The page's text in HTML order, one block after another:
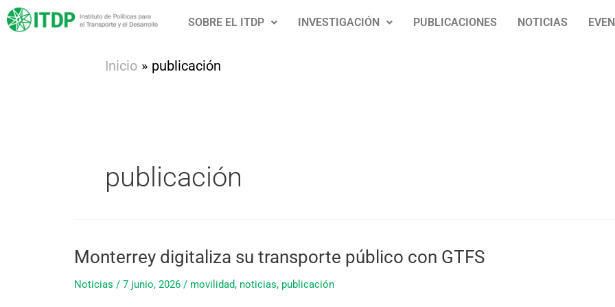
al
SOBRE EL ITDP INVESTIGACIÓN PUBLICACIONES NOTICIAS
Inicio publicación
publicación
Monterrey digitaliza su transporte público con GTFS
Noticias / 7 junio, 2026 / movilidad, noticias, publicación
Monterrey
su